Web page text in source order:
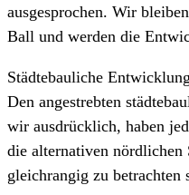
ausgesprochen. Wir
Ball und werden die
Städtebauliche
Den angestrebten
wir ausdrücklich, haben
die alternativen
gleichrangig zu betrachten